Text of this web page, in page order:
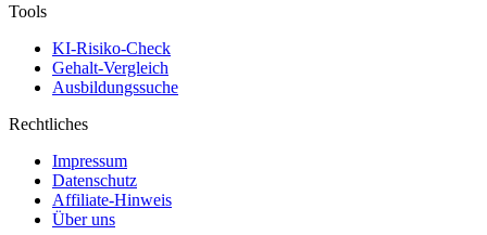
Tools
KI-Risiko-Check
Gehalt-Vergleich
Ausbildungssuche
Rechtliches
Impressum
Datenschutz
Affiliate-Hinweis
Über uns